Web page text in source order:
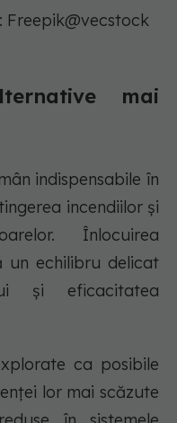
Freepik@vecstock
mai
indispensabile în
incendiilor și
Înlocuirea
un echilibru delicat
și eficacitatea
ca posibile
lor mai scăzute